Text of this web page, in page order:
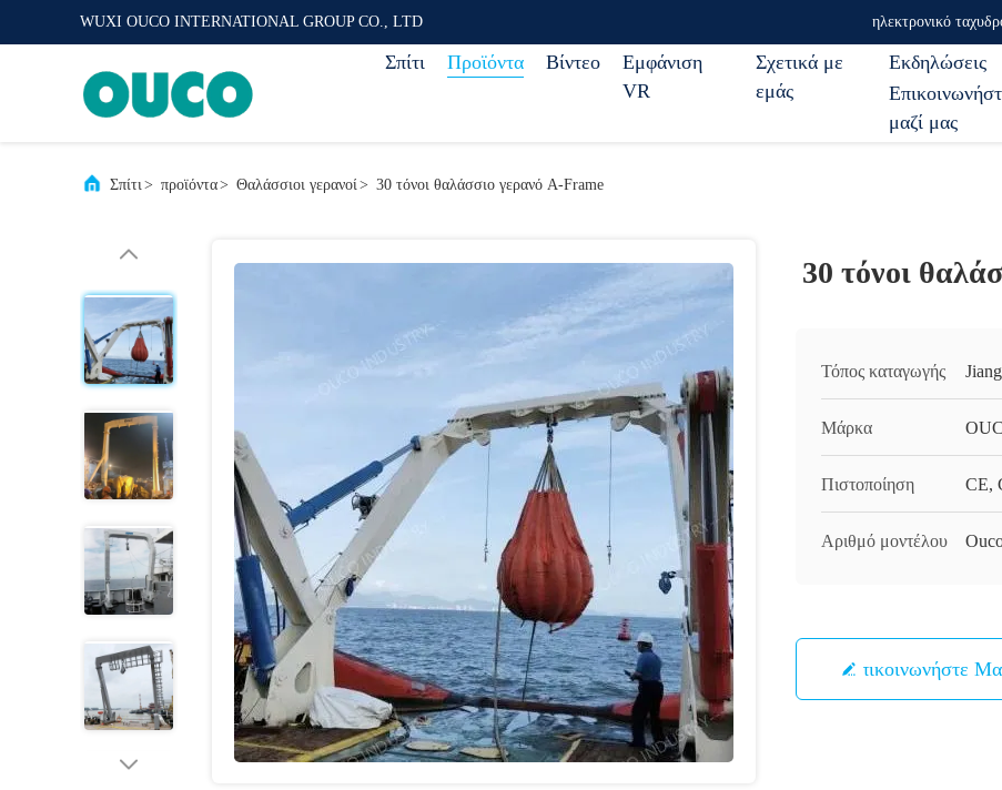
WUXI OUCO INTERNATIONAL GROUP CO., LTD ηλεκτρονικό
Σπίτι Προϊόντα Βίντεο
Εμφάνιση
VR
Σχετικά με
εμάς
Εκδηλώσεις
μαζί μας
Σπίτι> προϊόντα> Θαλάσσιοι γερανοί> 30 τόνοι θαλάσσιο γερανό A-Frame
30 τόνοι
Τόπος καταγωγής
Μάρκα
Πιστοποίηση CE,
Αριθμό μοντέλου
Επικοινωνήστε